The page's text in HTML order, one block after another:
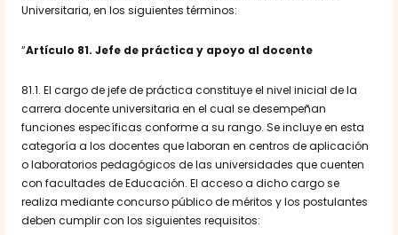
Universitaria, en los siguientes términos:
“Artículo 81. Jefe de práctica y apoyo al docente
81.1. El cargo de jefe de práctica constituye el nivel inicial de la
carrera docente universitaria en el cual se desempeñan
funciones específicas conforme a su rango. Se incluye en esta
categoría a los docentes que laboran en centros de aplicación
o laboratorios pedagógicos de las universidades que cuenten
con facultades de Educación. El acceso a dicho cargo se
realiza mediante concurso público de méritos y los postulantes
deben cumplir con los siguientes requisitos: